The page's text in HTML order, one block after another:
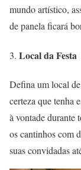
mundo artístico,
de panela ficará
Local da Festa
Defina um local de
certeza que tenha
à vontade durante
os cantinhos com
suas convidadas